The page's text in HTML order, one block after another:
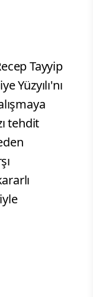
Tayyip
Yüzyılı'nı
tehdit